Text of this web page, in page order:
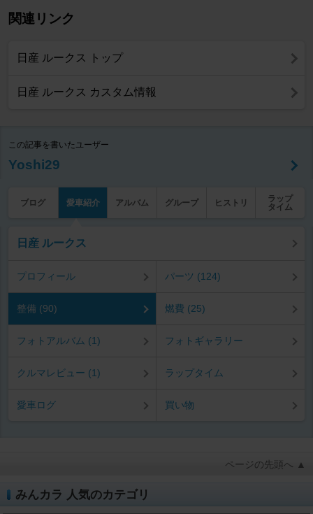
関連リンク
日産 ルークス トップ
日産 ルークス カスタム情報
この記事を書いたユーザー
Yoshi29
ブログ 愛車紹介 アルバム グループ ヒストリ
ラップ
タイム
日産 ルークス
プロフィール パーツ (124)
整備 (90) 燃費 (25)
フォトアルバム (1) フォトギャラリー
クルマレビュー (1) ラップタイム
愛車ログ 買い物
ページの先頭へ ▲
みんカラ 人気のカテゴリ